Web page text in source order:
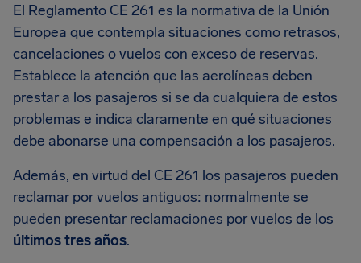
El Reglamento CE 261 es la normativa de la Unión
Europea que contempla situaciones como retrasos,
cancelaciones o vuelos con exceso de reservas.
Establece la atención que las aerolíneas deben
prestar a los pasajeros si se da cualquiera de estos
problemas e indica claramente en qué situaciones
debe abonarse una compensación a los pasajeros.
Además, en virtud del CE 261 los pasajeros pueden
reclamar por vuelos antiguos: normalmente se
pueden presentar reclamaciones por vuelos de los
últimos tres años.